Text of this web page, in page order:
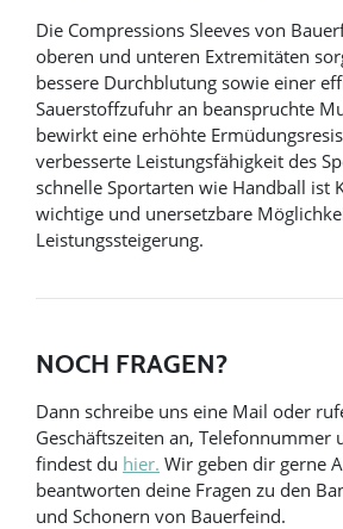
Die Compressions Sleeves von
oberen und unteren Extremitäten
bessere Durchblutung sowie einer
Sauerstoffzufuhr an beanspruchte
bewirkt eine erhöhte
verbesserte Leistungsfähigkeit des
schnelle Sportarten wie Handball ist
wichtige und unersetzbare
Leistungssteigerung.
NOCH FRAGEN?
Dann schreibe uns eine Mail oder
Geschäftszeiten an, Telefonnummer
findest du hier. Wir geben dir gerne
beantworten deine Fragen zu den
und Schonern von Bauerfeind.